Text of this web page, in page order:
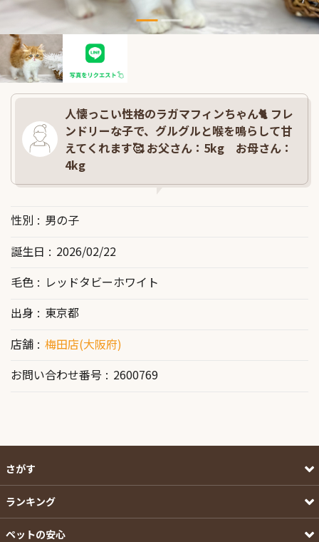
人懐っこい性格のラガマフィンちゃん🐈 フレ
ンドリーな子で、グルグルと喉を鳴らして甘
えてくれます🥰 お父さん：5kg お母さん：
4kg
性別
男の子
誕生日
2026/02/22
毛色
レッドタビーホワイト
出身
東京都
店舗
梅田店(大阪府)
お問い合わせ番号
2600769
さがす
ランキング
ペットの安心